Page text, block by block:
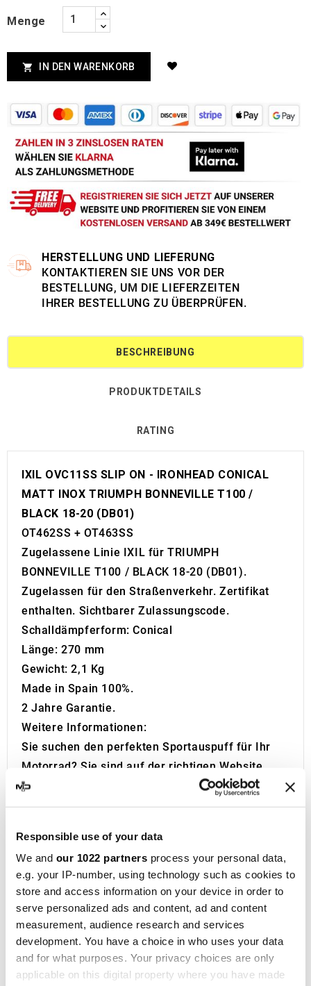
Responsible use of your data
We and our 1022 partners process your personal data,
e.g. your IP-number, using technology such as cookies to
store and access information on your device in order to
serve personalized ads and content, ad and content
measurement, audience research and services
development. You have a choice in who uses your data
and for what purposes. Your privacy choices are only
applicable on this digital property where you have made
Menge
 IN DEN WARENKORB
HERSTELLUNG UND LIEFERUNG
KONTAKTIEREN SIE UNS VOR DER
BESTELLUNG, UM DIE LIEFERZEITEN
IHRER BESTELLUNG ZU ÜBERPRÜFEN.
BESCHREIBUNG
PRODUKTDETAILS
RATING
IXIL OVC11SS SLIP ON - IRONHEAD CONICAL
MATT INOX TRIUMPH BONNEVILLE T100 /
BLACK 18-20 (DB01)
OT462SS + OT463SS
Zugelassene Linie IXIL für TRIUMPH
BONNEVILLE T100 / BLACK 18-20 (DB01).
Zugelassen für den Straßenverkehr. Zertifikat
enthalten. Sichtbarer Zulassungscode.
Schalldämpferform: Conical
Länge: 270 mm
Gewicht: 2,1 Kg
Made in Spain 100%.
2 Jahre Garantie.
Weitere Informationen:
Sie suchen den perfekten Sportauspuff für Ihr
Motorrad? Sie sind auf der richtigen Website.
MotoDecibel ist auf die Forschung und den
Wiederverkauf der besten Sportauspuffe,
spezialisiert. Haben Sie Fragen zum
Schalldämpfer oder Auspuff Ihres Motorrads?
Kontaktiere uns!
wurde 1955 in Barcelona gegründet und ist
heute eine konsolidierte Marke im
Motorradrennsport, die bei mehr als 40 Händlern
auf fünf Kontinenten vertreten ist. Mit über
fünfzig Jahren Erfahrung entwickelt das